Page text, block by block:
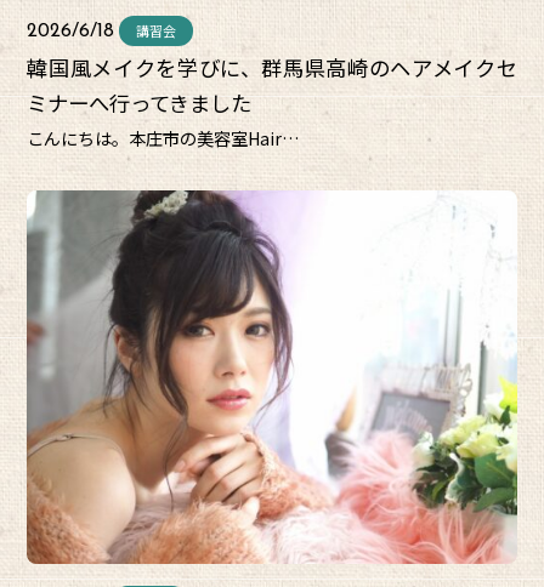
2026/6/18 講習会
韓国風メイクを学びに、群馬県高崎のヘアメイクセ
ミナーへ行ってきました
こんにちは。本庄市の美容室Hair…